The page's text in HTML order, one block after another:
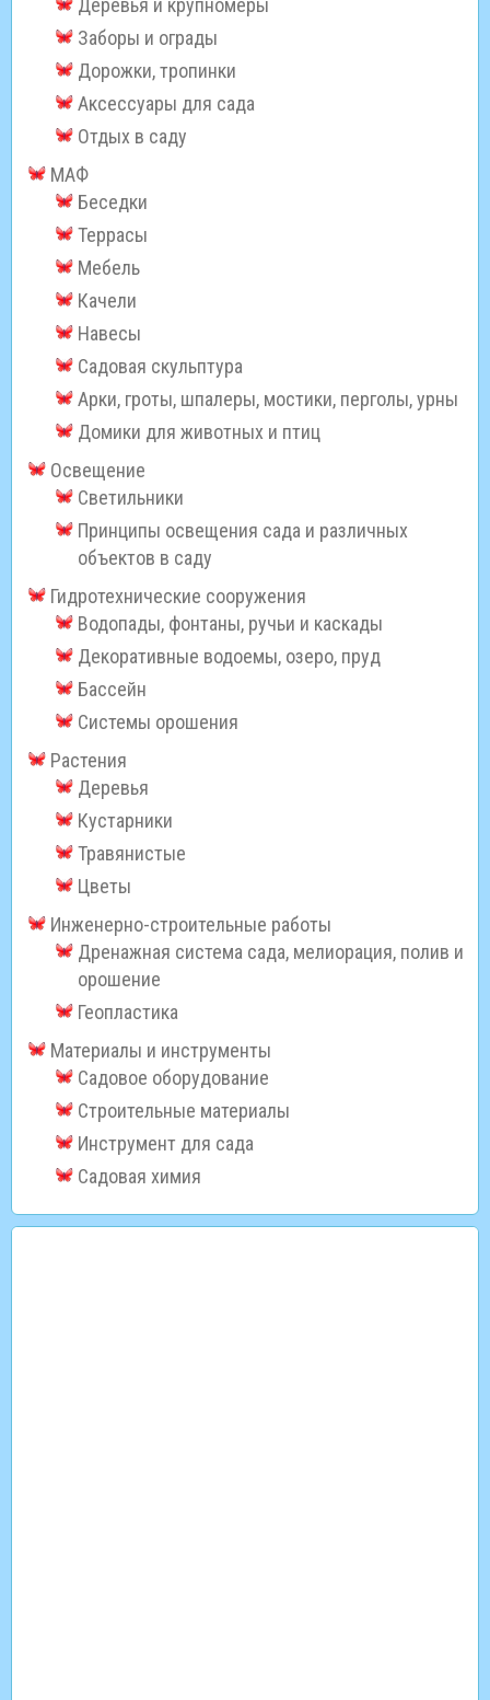
Деревья и крупномеры
Заборы и ограды
Дорожки, тропинки
Аксессуары для сада
Отдых в саду
МАФ
Беседки
Террасы
Мебель
Качели
Навесы
Садовая скульптура
Арки, гроты, шпалеры, мостики, перголы, урны
Домики для животных и птиц
Освещение
Светильники
Принципы освещения сада и различных
объектов в саду
Гидротехнические сооружения
Водопады, фонтаны, ручьи и каскады
Декоративные водоемы, озеро, пруд
Бассейн
Системы орошения
Растения
Деревья
Кустарники
Травянистые
Цветы
Инженерно-строительные работы
Дренажная система сада, мелиорация, полив и
орошение
Геопластика
Материалы и инструменты
Садовое оборудование
Строительные материалы
Инструмент для сада
Садовая химия